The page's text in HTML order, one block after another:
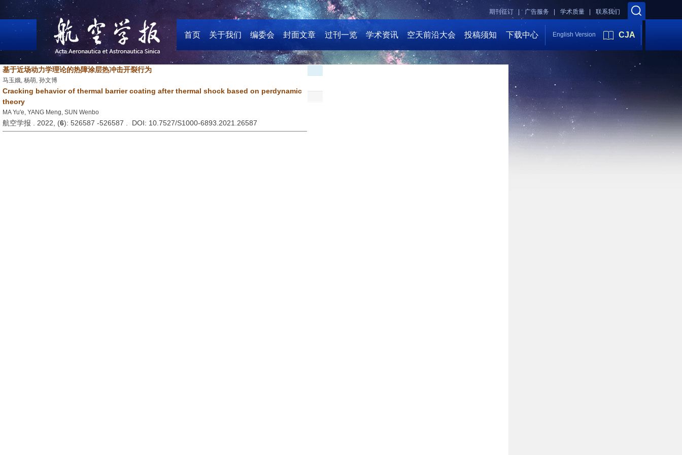
联系我们
学术质量 |
广告服务 |
期刊征订 |
首页 关于我们 编委会 封面文章 过刊一览 学术资讯 空天前沿大会 投稿须知 下载中心 English Version CJA
基于近场动力学理论的热障涂层热冲击开裂行为
马玉娥, 杨萌, 孙文博
Cracking behavior of thermal barrier coating after thermal shock based on perdynamic
theory
MA Yu'e, YANG Meng, SUN Wenbo
航空学报 . 2022, (6): 526587 -526587 . DOI: 10.7527/S1000-6893.2021.26587